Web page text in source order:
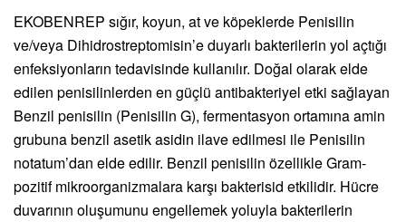
EKOBENREP sığır, koyun, at ve köpeklerde Penisilin
ve/veya Dihidrostreptomisin’e duyarlı bakterilerin yol açtığı
enfeksiyonların tedavisinde kullanılır. Doğal olarak elde
edilen penisilinlerden en güçlü antibakteriyel etki sağlayan
Benzil penisilin (Penisilin G), fermentasyon ortamına amin
grubuna benzil asetik asidin ilave edilmesi ile Penisilin
notatum’dan elde edilir. Benzil penisilin özellikle Gram-
pozitif mikroorganizmalara karşı bakterisid etkilidir. Hücre
duvarının oluşumunu engellemek yoluyla bakterilerin